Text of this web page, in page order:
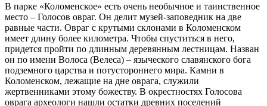
В парке «Коломенское» есть очень необычное и таинственное
место – Голосов овраг. Он делит музей-заповедник на две
равные части. Овраг с крутыми склонами в Коломенском
имеет длину более километра. Чтобы спуститься в него,
придется пройти по длинным деревянным лестницам. Назван
он по имени Волоса (Велеса) – языческого славянского бога
подземного царства и потустороннего мира. Камни в
Коломенском, лежащие на дне оврага, служили
жертвенниками этому божеству. В окрестностях Голосова
оврага археологи нашли остатки древних поселений